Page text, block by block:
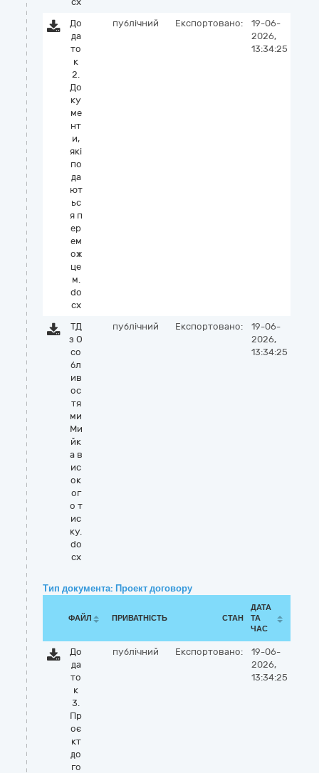
До
да
то
к
2.
До
ку
ме
нт
и,
які
по
да
ют
ьс
я п
ер
ем
ож
це
м.
do
cx
публічний Експортовано:
19-06-
2026,
13:34:25
ТД
з О
со
бл
ив
ос
тя
ми
Ми
йк
а в
ис
ок
ог
о т
ис
ку.
do
cx
публічний Експортовано:
19-06-
2026,
13:34:25
Тип документа: Проект договору
ФАЙЛ ПРИВАТНІСТЬ СТАН
ДАТА
ТА
ЧАС
До
да
то
к
3.
Пр
оє
кт
до
го
публічний Експортовано:
19-06-
2026,
13:34:25